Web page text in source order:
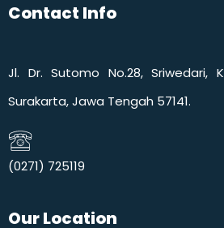
Contact Info
Jl. Dr. Sutomo No.28, Sriwedari,
Surakarta, Jawa Tengah 57141.
(0271) 725119​
Our Location